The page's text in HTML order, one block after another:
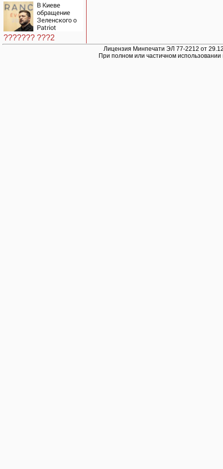
СИЗО
потребовали
ужесточить -
Новости на
Вести.ru
В Киеве
обращение
Зеленского о
Patriot
назвали
«комедией»
??????? ???2
Лицензия Минпечати ЭЛ 77-2212 от
При полном или частичном